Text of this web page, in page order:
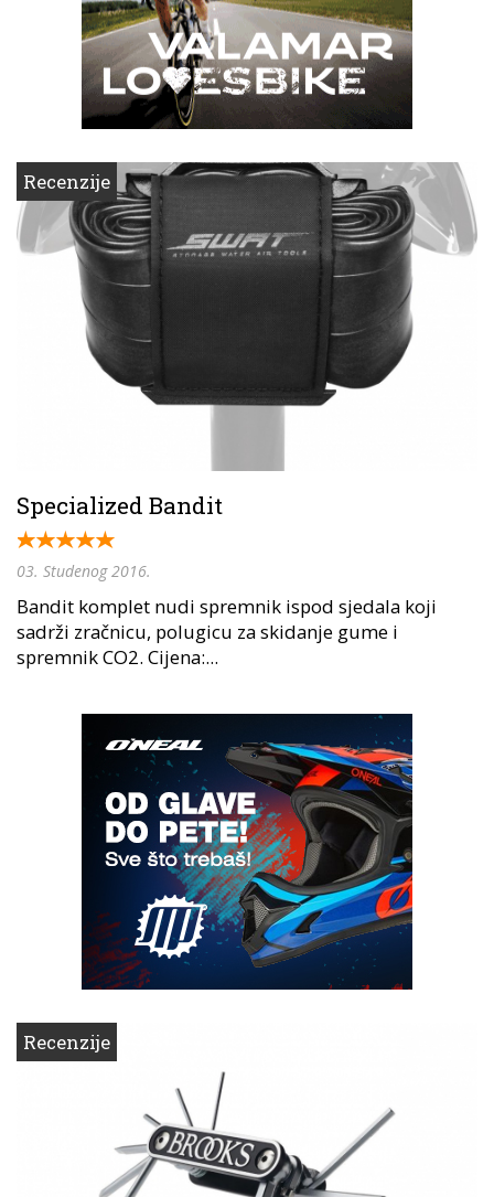
Recenzije
Specialized Bandit
03. Studenog 2016.
Bandit komplet nudi spremnik ispod sjedala koji
sadrži zračnicu, polugicu za skidanje gume i
spremnik CO2. Cijena:...
Recenzije